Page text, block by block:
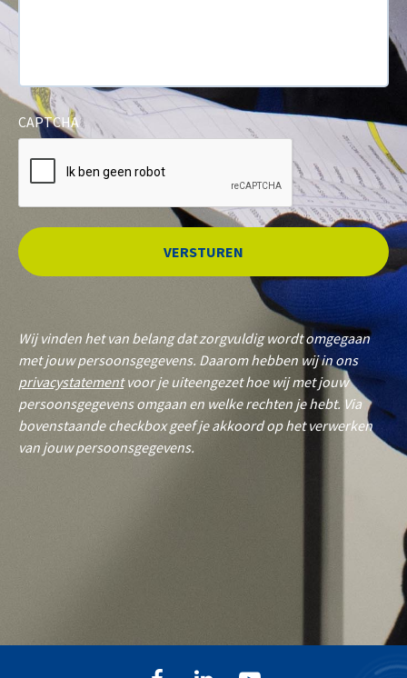
CAPTCHA
Wij vinden het van belang dat zorgvuldig wordt omgegaan
met jouw persoonsgegevens. Daarom hebben wij in ons
privacystatementvoor je uiteengezet hoe wij met jouw
persoonsgegevens omgaan en welke rechten je hebt. Via
bovenstaande checkbox geef je akkoord op het verwerken
van jouw persoonsgegevens.